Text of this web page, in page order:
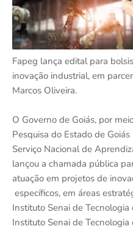
Fapeg lança edital para
inovação industrial, em
Marcos Oliveira.
O Governo de Goiás, por
Pesquisa do Estado de
Serviço Nacional de
lançou a chamada pública
atuação em projetos de
específicos, em áreas
Instituto Senai de
Instituto Senai de